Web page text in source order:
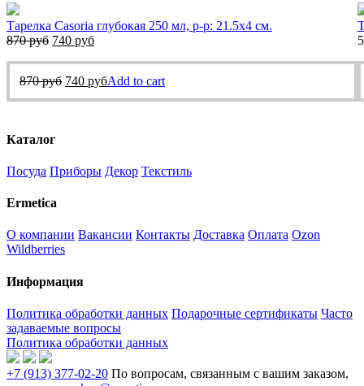
Тарелка Casoria глубокая 250 мл, р-р: 21.5х4 см.
870руб 740 руб
870руб 740 рубAdd to cart
Каталог
Посуда Приборы Декор Текстиль
Ermetica
О компании Вакансии Контакты Доставка Оплата Ozon
Wildberries
Информация
Политика обработки данных Подарочные сертификаты Часто
задаваемые вопросы
Политика обработки данных
+7 (913) 377-02-20 По вопросам, связанным с вашим заказом,